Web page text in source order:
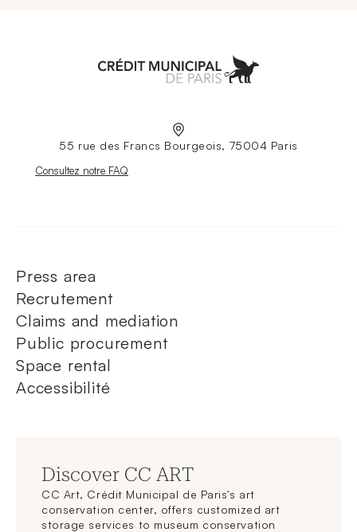
55 rue des Francs Bourgeois, 75004 Paris
Nouvelle fenêtre
Consultez notre FAQ
Press area
Recrutement
Claims and mediation
Public procurement
Space rental
Accessibilité
Discover CC ART
CC Art, Crédit Municipal de Paris's art
conservation center, offers customized art
storage services to museum conservation